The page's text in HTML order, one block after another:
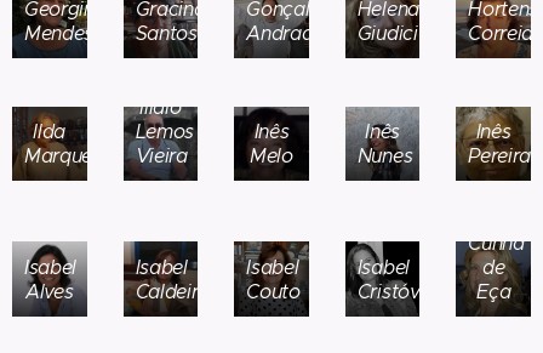
Georgina
Mendes
Gracinda
Santos
Gonçalo
Andrade
Helena
Giudici
Correia
Ilda
Marques
Ilídio
Lemos
Vieira
Inês
Melo
Inês
Nunes
Inês
Pereira
Isabel
Alves
Isabel
Caldeira
Isabel
Couto
Isabel
Cristóvão
Cunha
de
Eça